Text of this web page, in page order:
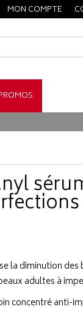
MON COMPTE
la diminution
adultes à
concentré anti-